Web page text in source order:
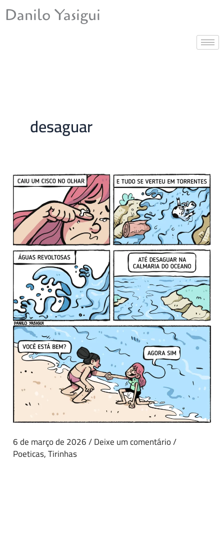
para
Danilo Yasigui
desaguar
6 de março de 2026/Deixe um comentário/
Poeticas,Tirinhas